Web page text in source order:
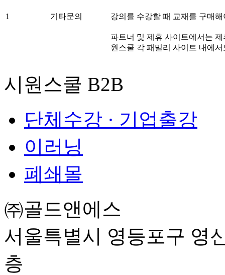
1 기타문의 강의를 수강할 때 교재를 구매해
파트너 및 제휴 사이트에서는
원스쿨 각 패밀리 사이트 내에
시원스쿨 B2B
단체수강 · 기업출강
이러닝
폐쇄몰
㈜골드앤에스
서울특별시 영등포구 영
층